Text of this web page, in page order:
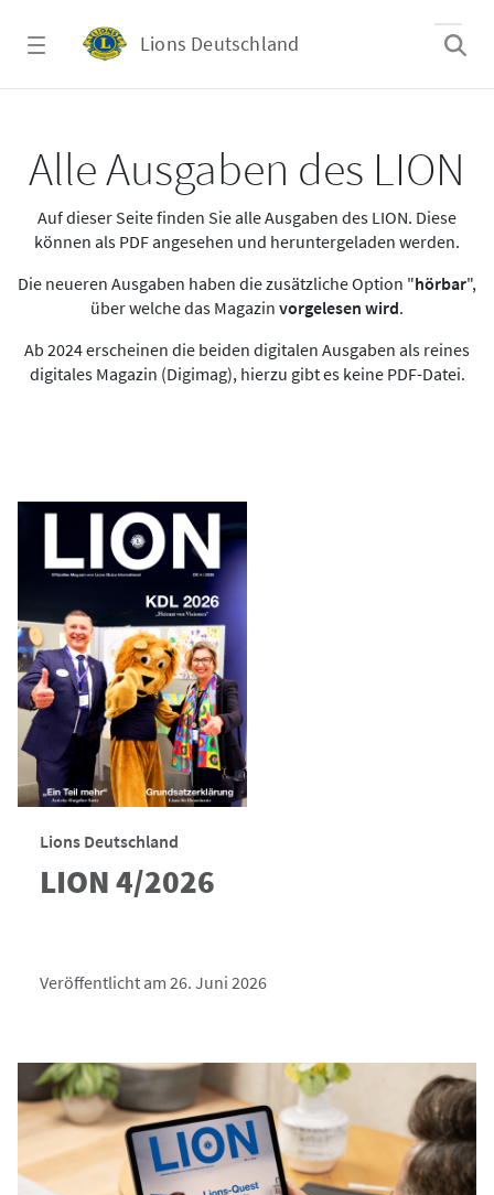
Lions Deutschland
Alle Ausgaben des LION
Auf dieser Seite finden Sie alle Ausgaben des LION. Diese
können als PDF angesehen und heruntergeladen werden.
Die neueren Ausgaben haben die zusätzliche Option "hörbar",
über welche das Magazin vorgelesen wird.
Ab 2024 erscheinen die beiden digitalen Ausgaben als reines
digitales Magazin (Digimag), hierzu gibt es keine PDF-Datei.
Lions Deutschland
LION 4/2026
Veröffentlicht am 26. Juni 2026